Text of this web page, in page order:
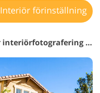
Interiör förinställning
Gratis Lr-förinställningar för interiörfotografering #11 "Contrast"